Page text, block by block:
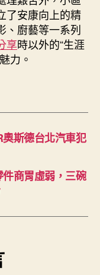
了安康向上的精
、廚藝等一系列
享時以外的“生涯
力。
斯德台北汽車犯
商胃虛弱，三碗